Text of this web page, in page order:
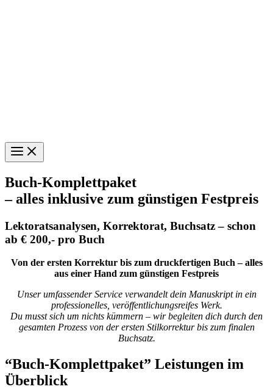
Buch-Komplettpaket
– alles inklusive zum günstigen Festpreis
Lektoratsanalysen, Korrektorat, Buchsatz – schon
ab € 200,- pro Buch
Von der ersten Korrektur bis zum druckfertigen Buch – alles
aus einer Hand zum günstigen Festpreis
Unser umfassender Service verwandelt dein Manuskript in ein
professionelles, veröffentlichungsreifes Werk.
Du musst sich um nichts kümmern – wir begleiten dich durch den
gesamten Prozess von der ersten Stilkorrektur bis zum finalen
Buchsatz.
“Buch-Komplettpaket” Leistungen im
Überblick